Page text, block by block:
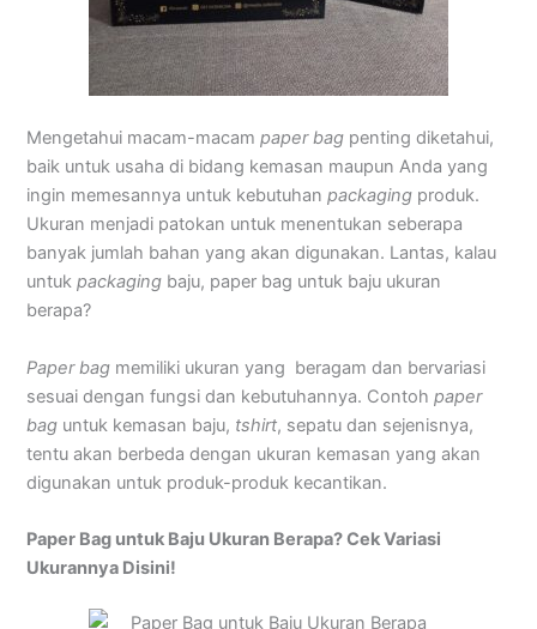
Mengetahui macam-macampaper bag penting diketahui,
baik untuk usaha di bidang kemasan maupun Anda yang
ingin memesannya untuk kebutuhan packaging produk.
Ukuran menjadi patokan untuk menentukan seberapa
banyak jumlah bahan yang akan digunakan. Lantas, kalau
untuk packaging baju, paper bag untuk baju ukuran
berapa?
Paper bag memiliki ukuran yang beragam dan bervariasi
sesuai dengan fungsi dan kebutuhannya. Contohpaper
bag untuk kemasan baju, tshirt, sepatu dan sejenisnya,
tentu akan berbeda dengan ukuran kemasan yang akan
digunakan untuk produk-produk kecantikan.
Paper Bag untuk Baju Ukuran Berapa? Cek Variasi
Ukurannya Disini!